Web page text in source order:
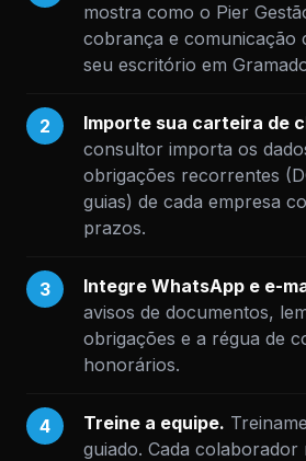
mostra como o Pier
cobrança e comunicação
seu escritório em
2 Importe sua carteira de
consultor importa os
obrigações recorrentes
guias) de cada empresa
prazos.
3 Integre WhatsApp e e-
avisos de documentos,
obrigações e a régua de
honorários.
4 Treine a equipe.
guiado. Cada